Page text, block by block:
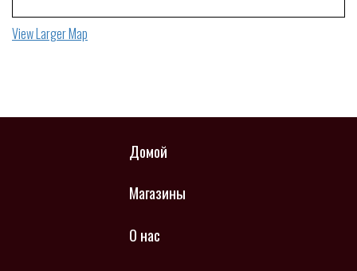
View Larger Map
Домой
Магазины
О нас